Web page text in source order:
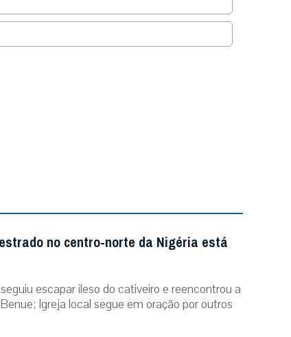
no centro-norte da Nigéria está
escapar ileso do cativeiro e reencontrou a
Igreja local segue em oração por outros